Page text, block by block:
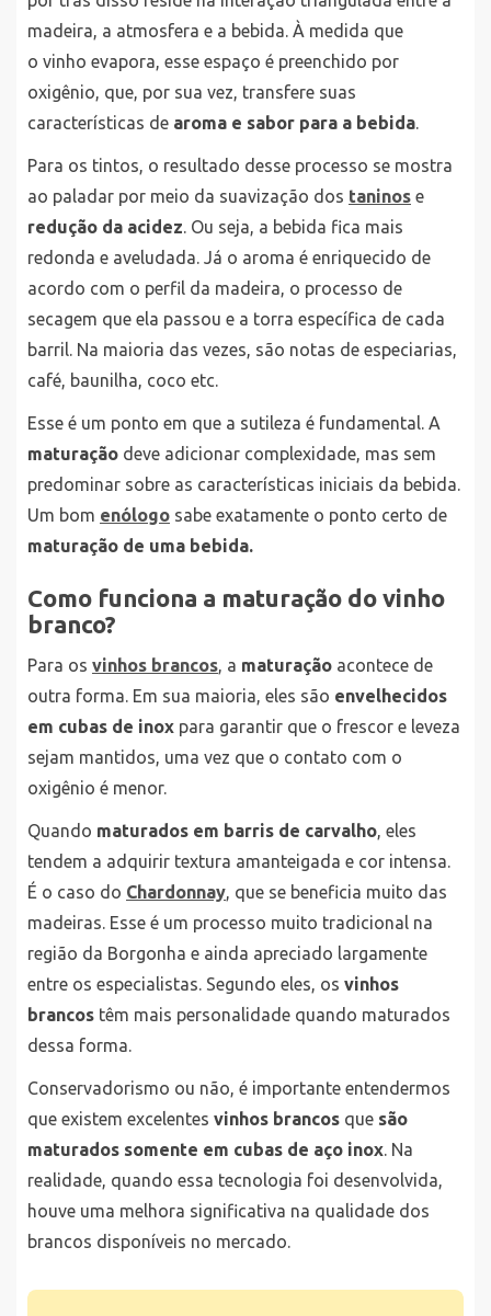
madeira, a atmosfera e a bebida. À medida que
o vinho evapora, esse espaço é preenchido por
oxigênio, que, por sua vez, transfere suas
características de aroma e sabor para a bebida.
Para os tintos, o resultado desse processo se mostra
ao paladar por meio da suavização dos taninos e
redução da acidez. Ou seja, a bebida fica mais
redonda e aveludada. Já o aroma é enriquecido de
acordo com o perfil da madeira, o processo de
secagem que ela passou e a torra específica de cada
barril. Na maioria das vezes, são notas de especiarias,
café, baunilha, coco etc.
Esse é um ponto em que a sutileza é fundamental. A
maturação deve adicionar complexidade, mas sem
predominar sobre as características iniciais da bebida.
Um bom enólogo sabe exatamente o ponto certo de
maturação de uma bebida.
Como funciona a maturação do vinho
branco?
Para os vinhos brancos, a maturação acontece de
outra forma. Em sua maioria, eles são envelhecidos
em cubas de inox para garantir que o frescor e leveza
sejam mantidos, uma vez que o contato com o
oxigênio é menor.
Quando maturados em barris de carvalho, eles
tendem a adquirir textura amanteigada e cor intensa.
É o caso do Chardonnay, que se beneficia muito das
madeiras. Esse é um processo muito tradicional na
região da Borgonha e ainda apreciado largamente
entre os especialistas. Segundo eles, os vinhos
brancos têm mais personalidade quando maturados
dessa forma.
Conservadorismo ou não, é importante entendermos
que existem excelentes vinhos brancos que são
maturados somente em cubas de aço inox. Na
realidade, quando essa tecnologia foi desenvolvida,
houve uma melhora significativa na qualidade dos
brancos disponíveis no mercado.